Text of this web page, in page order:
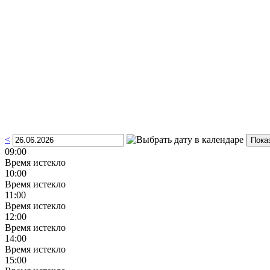
<
09:00
Время истекло
10:00
Время истекло
11:00
Время истекло
12:00
Время истекло
14:00
Время истекло
15:00